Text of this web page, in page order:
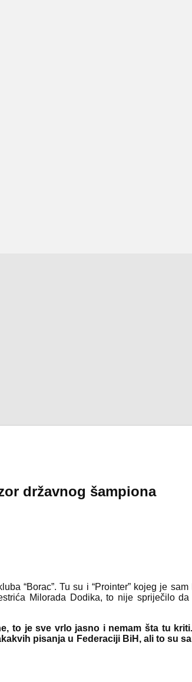
državnog šampiona
“Borac”. Tu su i “Prointer” kojeg je
Milorada Dodika, to nije spriječilo
to je sve vrlo jasno i nemam šta tu
pisanja u Federaciji BiH, ali to su